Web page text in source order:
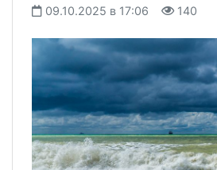
09.10.2025 в 17:06 140